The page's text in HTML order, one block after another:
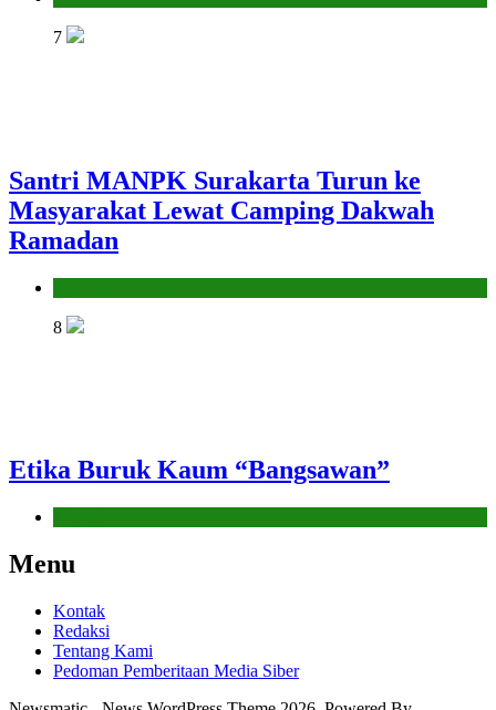
7
Santri MANPK Surakarta Turun ke
Masyarakat Lewat Camping Dakwah
Ramadan
8
Etika Buruk Kaum “Bangsawan”
Menu
Kontak
Redaksi
Tentang Kami
Pedoman Pemberitaan Media Siber